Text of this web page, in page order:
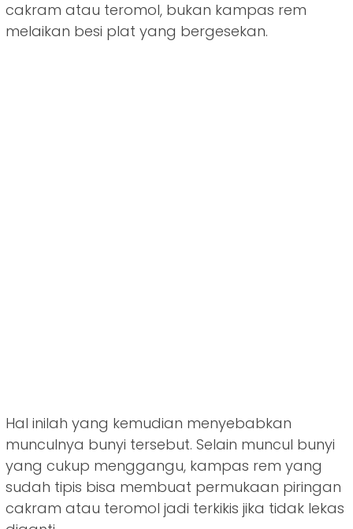
cakram atau teromol, bukan kampas rem
melaikan besi plat yang bergesekan.
Hal inilah yang kemudian menyebabkan
munculnya bunyi tersebut. Selain muncul bunyi
yang cukup menggangu, kampas rem yang
sudah tipis bisa membuat permukaan piringan
cakram atau teromol jadi terkikis jika tidak lekas